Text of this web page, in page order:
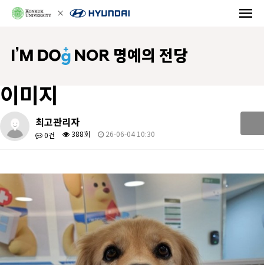
NOR 명예의 전당
이미지
최고관리자
0건 388회 26-06-04 10:30